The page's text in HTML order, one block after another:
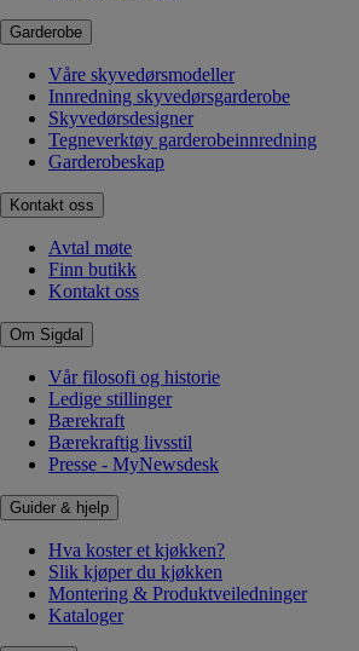
Garderobe
Våre skyvedørsmodeller
Innredning skyvedørsgarderobe
Skyvedørsdesigner
Tegneverktøy garderobeinnredning
Garderobeskap
Kontakt oss
Avtal møte
Finn butikk
Kontakt oss
Om Sigdal
Vår filosofi og historie
Ledige stillinger
Bærekraft
Bærekraftig livsstil
Presse - MyNewsdesk
Guider & hjelp
Hva koster et kjøkken?
Slik kjøper du kjøkken
Montering & Produktveiledninger
Kataloger